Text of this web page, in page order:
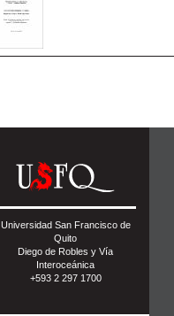
Universidad San Francisco de
Quito
Diego de Robles y Vía
Interoceánica
+593 2 297 1700